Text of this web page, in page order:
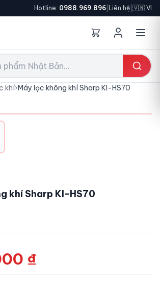
Hotline: 0988.969.896 Liên hệ 🇻🇳 VI
khí›Máy lọc không khí Sharp KI-HS70
khí Sharp KI-HS70
₫